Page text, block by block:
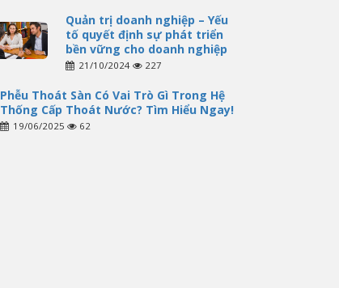
Quản trị doanh nghiệp – Yếu
tố quyết định sự phát triển
bền vững cho doanh nghiệp
21/10/2024 227
Phễu Thoát Sàn Có Vai Trò Gì Trong Hệ
Thống Cấp Thoát Nước? Tìm Hiểu Ngay!
19/06/2025 62